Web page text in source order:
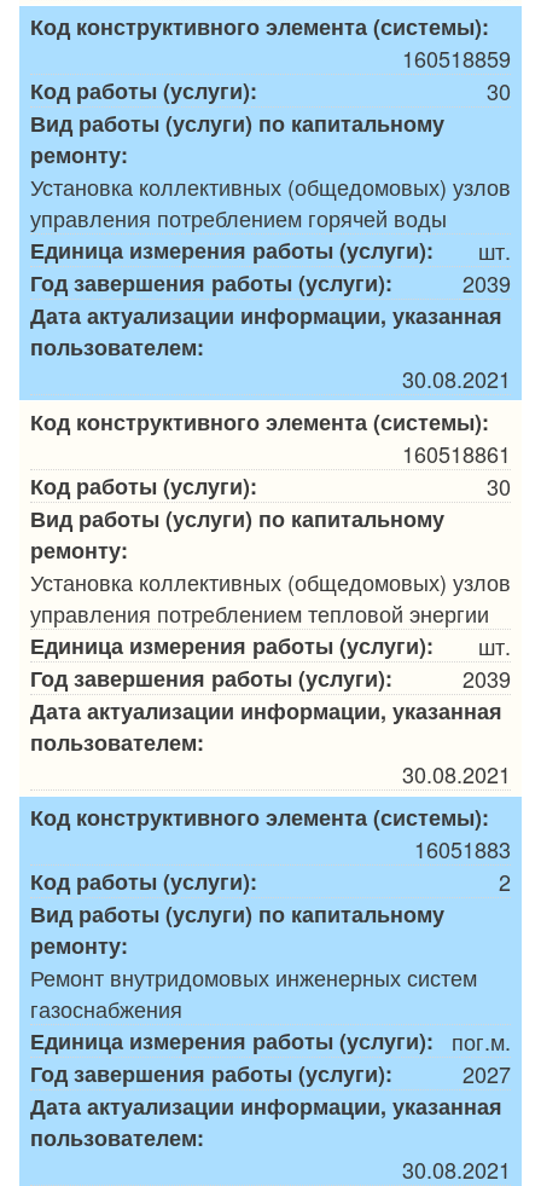
Код конструктивного элемента (системы):
160518859
Код работы (услуги):
30
Вид работы (услуги) по капитальному
ремонту:
Установка коллективных (общедомовых) узлов
управления потреблением горячей воды
Единица измерения работы (услуги):
шт.
Год завершения работы (услуги):
2039
Дата актуализации информации, указанная
пользователем:
30.08.2021
Код конструктивного элемента (системы):
160518861
Код работы (услуги):
30
Вид работы (услуги) по капитальному
ремонту:
Установка коллективных (общедомовых) узлов
управления потреблением тепловой энергии
Единица измерения работы (услуги):
шт.
Год завершения работы (услуги):
2039
Дата актуализации информации, указанная
пользователем:
30.08.2021
Код конструктивного элемента (системы):
16051883
Код работы (услуги):
2
Вид работы (услуги) по капитальному
ремонту:
Ремонт внутридомовых инженерных систем
газоснабжения
Единица измерения работы (услуги):
пог.м.
Год завершения работы (услуги):
2027
Дата актуализации информации, указанная
пользователем:
30.08.2021